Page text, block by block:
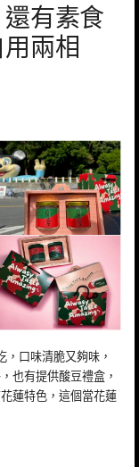
有素食
兩相
口味清脆又夠味，
也有提供酸豆禮盒，
蓮特色，這個當花蓮